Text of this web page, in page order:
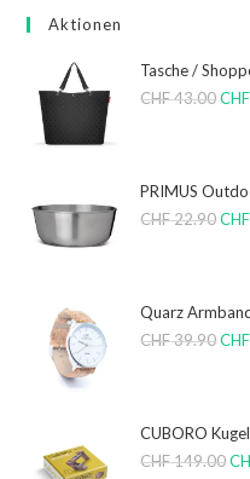
Aktionen
Tasche /
CHF43.00 CHF
PRIMUS
CHF22.90 CHF
Quarz
CHF39.90 CHF
CUBORO
CHF149.00